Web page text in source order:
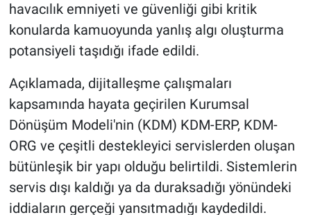
havacılık emniyeti ve güvenliği gibi kritik
konularda kamuoyunda yanlış algı oluşturma
potansiyeli taşıdığı ifade edildi.
Açıklamada, dijitalleşme çalışmaları
kapsamında hayata geçirilen Kurumsal
Dönüşüm Modeli'nin (KDM) KDM-ERP, KDM-
ORG ve çeşitli destekleyici servislerden oluşan
bütünleşik bir yapı olduğu belirtildi. Sistemlerin
servis dışı kaldığı ya da duraksadığı yönündeki
iddiaların gerçeği yansıtmadığı kaydedildi.